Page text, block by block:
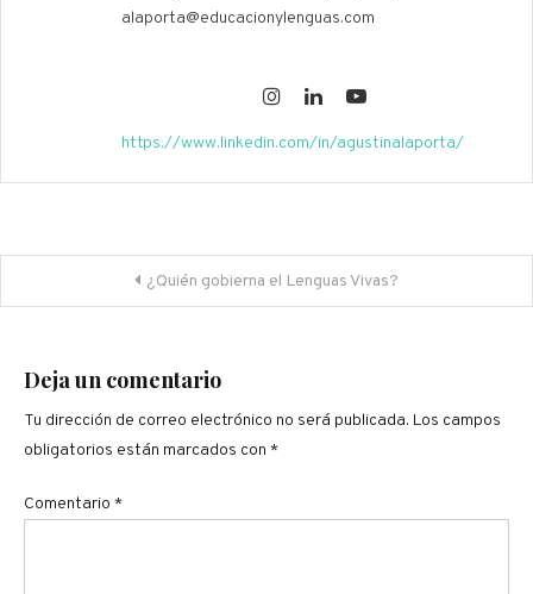
alaporta@educacionylenguas.com
https://www.linkedin.com/in/agustinalaporta/
Navegación
de
entradas
¿Quién gobierna el Lenguas Vivas?
Deja un comentario
Tu dirección de correo electrónico no será publicada. Los campos
obligatorios están marcados con *
Comentario *